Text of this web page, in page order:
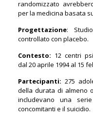
randomizzato
per la medicina basata
Progettazione:
controllato con placebo.
Contesto: 12 centri
dal 20 aprile 1994 al 15
Partecipanti:275
della durata di almeno
includevano una
concomitanti e il suicidio.